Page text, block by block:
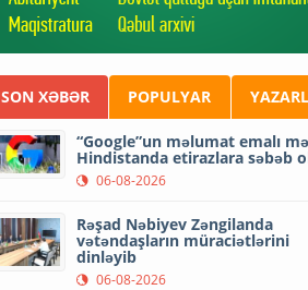
SON XƏBƏR POPULYAR
“Google”un məlumat emalı
Hindistanda etirazlara səbəb
06-08-2026
Rəşad Nəbiyev Zəngilanda
vətəndaşların müraciətlərini
dinləyib
06-08-2026